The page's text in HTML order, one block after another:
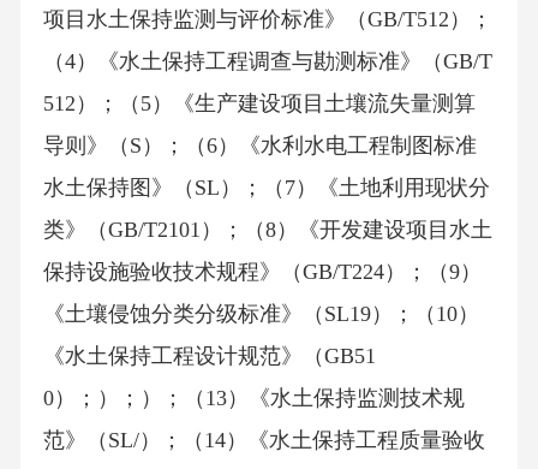
项目水土保持监测与评价标准》（GB/T512）；
（4）《水土保持工程调查与勘测标准》（GB/T
512）；（5）《生产建设项目土壤流失量测算
导则》（S）；（6）《水利水电工程制图标准
水土保持图》（SL）；（7）《土地利用现状分
类》（GB/T2101）；（8）《开发建设项目水土
保持设施验收技术规程》（GB/T224）；（9）
《土壤侵蚀分类分级标准》（SL19）；（10）
《水土保持工程设计规范》（GB51
0）；）；）；（13）《水土保持监测技术规
范》（SL/）；（14）《水土保持工程质量验收